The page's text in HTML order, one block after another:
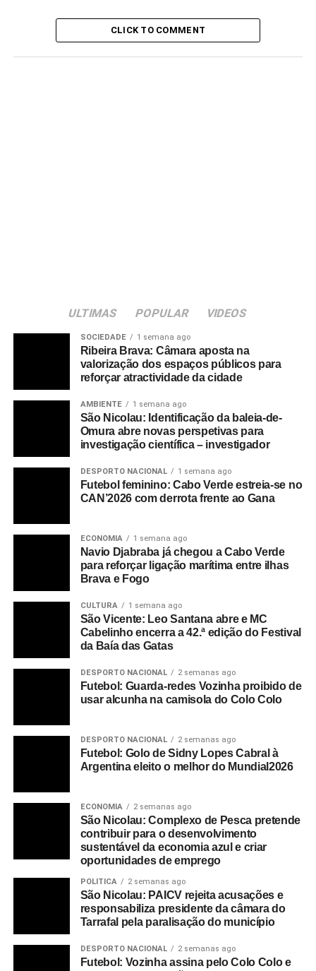
CLICK TO COMMENT
ULTIMAS POPULAR VIDEOS
SOCIEDADE 1 semana ago
Ribeira Brava: Câmara aposta na
valorização dos espaços públicos para
reforçar atractividade da cidade
AMBIENTE 1 semana ago
São Nicolau: Identificação da baleia-de-
Omura abre novas perspetivas para
investigação científica – investigador
DESPORTO NACIONAL 1 semana ago
Futebol feminino: Cabo Verde estreia-se no
CAN’2026 com derrota frente ao Gana
ECONOMIA 1 semana ago
Navio Djabraba já chegou a Cabo Verde
para reforçar ligação marítima entre ilhas
Brava e Fogo
CULTURA 1 semana ago
São Vicente: Leo Santana abre e MC
Cabelinho encerra a 42.ª edição do Festival
da Baía das Gatas
DESPORTO NACIONAL 2 semanas ago
Futebol: Guarda-redes Vozinha proibido de
usar alcunha na camisola do Colo Colo
DESPORTO NACIONAL 2 semanas ago
Futebol: Golo de Sidny Lopes Cabral à
Argentina eleito o melhor do Mundial2026
ECONOMIA 2 semanas ago
São Nicolau: Complexo de Pesca pretende
contribuir para o desenvolvimento
sustentável da economia azul e criar
oportunidades de emprego
POLITICA 2 semanas ago
São Nicolau: PAICV rejeita acusações e
responsabiliza presidente da câmara do
Tarrafal pela paralisação do município
DESPORTO NACIONAL 2 semanas ago
Futebol: Vozinha assina pelo Colo Colo e